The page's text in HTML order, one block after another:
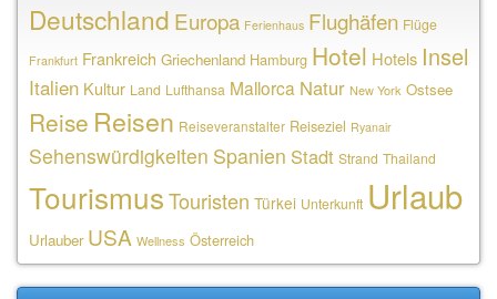
Deutschland Europa Ferienhaus Flughäfen Flüge
Frankfurt Frankreich Griechenland Hamburg Hotel Hotels Insel
Italien Kultur Land Lufthansa Mallorca Natur New York Ostsee
Reise Reisen Reiseveranstalter Reiseziel Ryanair
Sehenswürdigkeiten Spanien Stadt Strand Thailand
TourismusTouristen Türkei Unterkunft Urlaub
Urlauber USA Wellness Österreich